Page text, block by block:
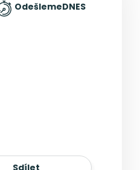
OdešlemeDNES
Sdílet